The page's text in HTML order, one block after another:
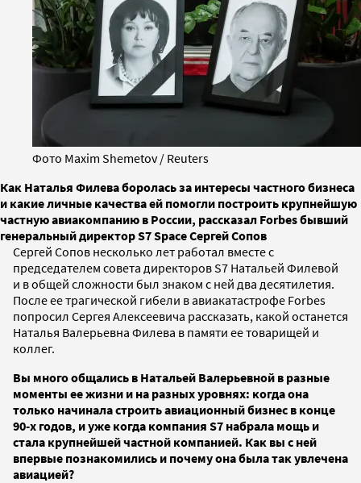
Фото Maxim Shemetov / Reuters
Как Наталья Филева боролась за интересы частного бизнеса
и какие личные качества ей помогли построить крупнейшую
частную авиакомпанию в России, рассказал Forbes бывший
генеральный директор S7 Space Сергей Сопов
Cергей Сопов несколько лет работал вместе с
председателем совета директоров S7 Натальей Филевой
и в общей сложности был знаком с ней два десятилетия.
После ее трагической гибели в авиакатастрофе Forbes
попросил Сергея Алексеевича рассказать, какой останется
Наталья Валерьевна Филева в памяти ее товарищей и
коллег.
Вы много общались в Натальей Валерьевной в разные
моменты ее жизни и на разных уровнях: когда она
только начинала строить авиационный бизнес в конце
90-х годов, и уже когда компания S7 набрала мощь и
стала крупнейшей частной компанией. Как вы с ней
впервые познакомились и почему она была так увлечена
авиацией?